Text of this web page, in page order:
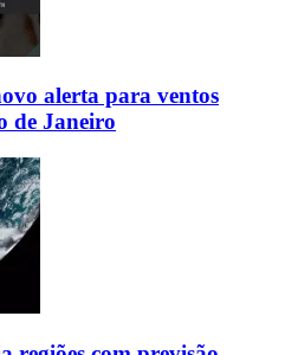
alerta para ventos
de Janeiro